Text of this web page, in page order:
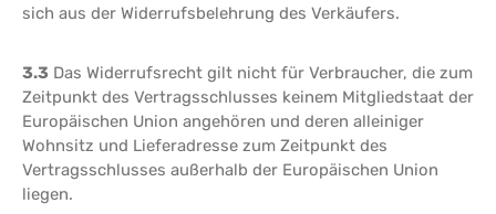
sich aus der Widerrufsbelehrung des Verkäufers.
3.3 Das Widerrufsrecht gilt nicht für Verbraucher, die zum
Zeitpunkt des Vertragsschlusses keinem Mitgliedstaat der
Europäischen Union angehören und deren alleiniger
Wohnsitz und Lieferadresse zum Zeitpunkt des
Vertragsschlusses außerhalb der Europäischen Union
liegen.